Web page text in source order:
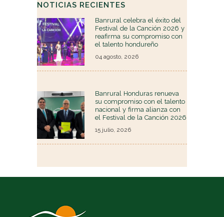
NOTICIAS RECIENTES
Banrural celebra el éxito del
Festival de la Canción 2026 y
reafirma su compromiso con
el talento hondureño
04 agosto, 2026
Banrural Honduras renueva
su compromiso con el talento
nacional y firma alianza con
el Festival de la Canción 2026
15 julio, 2026